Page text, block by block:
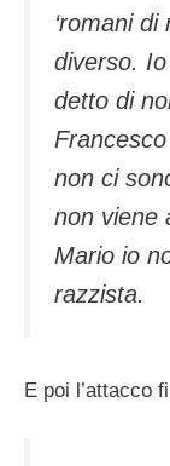
‘romani
diverso.
detto di
non ci
non viene
Mario io
razzista.
E poi l’attacco